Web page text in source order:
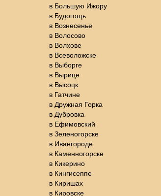
в Большую Ижору
в Будогощь
в Вознесенье
в Волосово
в Волхове
в Всеволожске
в Выборге
в Вырице
в Высоцк
в Гатчине
в Дружная Горка
в Дубровка
в Ефимовский
в Зеленогорске
в Ивангороде
в Каменногорске
в Кикерино
в Кингисеппе
в Киришах
в Кировске